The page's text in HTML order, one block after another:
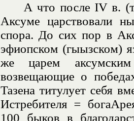
А что после IV в. (т.
Аксуме царствовали
спора. До сих пор в
эфиопском (гыызском)
же царем
возвещающие о
Тазена титулует себя
Истребителя =
100 быков в